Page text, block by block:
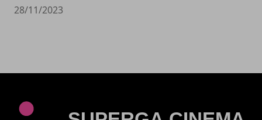
28/11/2023